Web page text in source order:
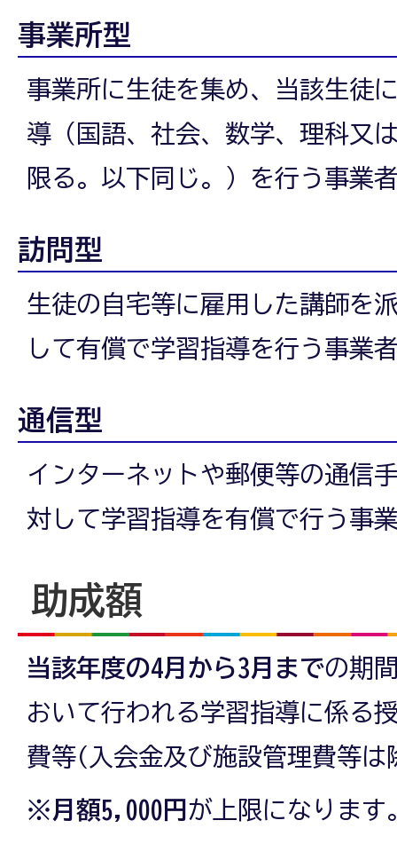
事業所型
事業所に生徒を集め、当該生徒
導（国語、社会、数学、理科又
限る。以下同じ。）を行う事業
訪問型
生徒の自宅等に雇用した講師を
して有償で学習指導を行う事業
通信型
インターネットや郵便等の通信
対して学習指導を有償で行う事
助成額
当該年度の4月から3月までの期
おいて行われる学習指導に係る
費等(入会金及び施設管理費等は
※月額5,000円 が上限になります